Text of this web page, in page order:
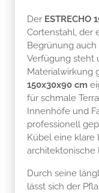
Der ESTRECHO
Cortenstahl, der
Begrünung
Verfügung steht
Materialwirkung
150x30x90 cm
für schmale
Innenhöfe und
professionell
Kübel eine klare
architektonische
Durch seine
lässt sich der